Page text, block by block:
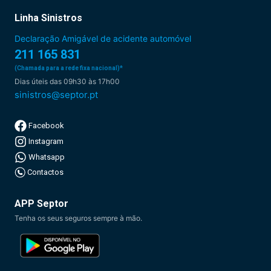
Linha Sinistros
Declaração Amigável de acidente automóvel
211 165 831
(Chamada para a rede fixa nacional)*
Dias úteis das 09h30 às 17h00
sinistros@septor.pt
Facebook
Instagram
Whatsapp
Contactos
APP Septor
Tenha os seus seguros sempre à mão.